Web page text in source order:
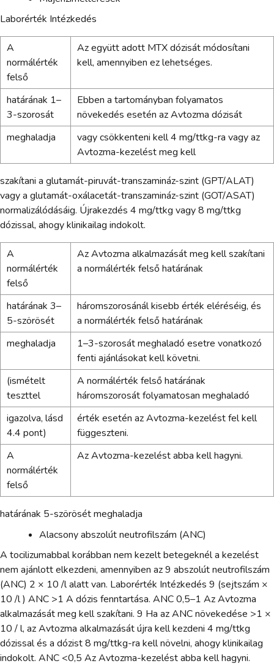
Laborérték Intézkedés
A
normálérték
felső
Az együtt adott MTX dózisát módosítani
kell, amennyiben ez lehetséges.
határának 1–
3-szorosát
Ebben a tartományban folyamatos
növekedés esetén az Avtozma dózisát
meghaladja
vagy csökkenteni kell 4 mg/ttkg-ra vagy az
Avtozma-kezelést meg kell
szakítani a glutamát-piruvát-transzamináz-szint (GPT/ALAT)
vagy a glutamát-oxálacetát-transzamináz-szint (GOT/ASAT)
normalizálódásáig. Újrakezdés 4 mg/ttkg vagy 8 mg/ttkg
dózissal, ahogy klinikailag indokolt.
A
normálérték
felső
Az Avtozma alkalmazását meg kell szakítani
a normálérték felső határának
határának 3–
5-szörösét
háromszorosánál kisebb érték eléréséig, és
a normálérték felső határának
meghaladja
1–3-szorosát meghaladó esetre vonatkozó
fenti ajánlásokat kell követni.
(ismételt
teszttel
A normálérték felső határának
háromszorosát folyamatosan meghaladó
igazolva, lásd
4.4 pont)
érték esetén az Avtozma-kezelést fel kell
függeszteni.
A
normálérték
felső
Az Avtozma-kezelést abba kell hagyni.
határának 5-szörösét meghaladja
Alacsony abszolút neutrofilszám (ANC)
A tocilizumabbal korábban nem kezelt betegeknél a kezelést
nem ajánlott elkezdeni, amennyiben az 9 abszolút neutrofilszám
(ANC) 2 × 10 /l alatt van. Laborérték Intézkedés 9 (sejtszám ×
10 /l ) ANC >1 A dózis fenntartása. ANC 0,5–1 Az Avtozma
alkalmazását meg kell szakítani. 9 Ha az ANC növekedése >1 ×
10 / l, az Avtozma alkalmazását újra kell kezdeni 4 mg/ttkg
dózissal és a dózist 8 mg/ttkg-ra kell növelni, ahogy klinikailag
indokolt. ANC <0,5 Az Avtozma-kezelést abba kell hagyni.